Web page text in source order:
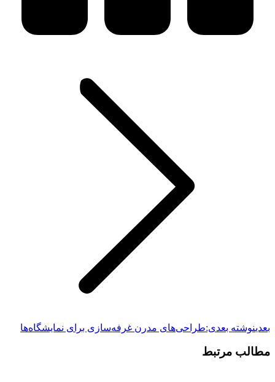
بعدینوشته بعدی:طراحی‌های مدرن غرفه‌سازی برای نمایشگاه‌ها
مطالب مرتبط